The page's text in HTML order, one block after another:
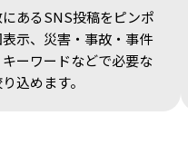
あるSNS投稿をピンポ
示、災害・事故・事件
ーワードなどで必要な
込めます。